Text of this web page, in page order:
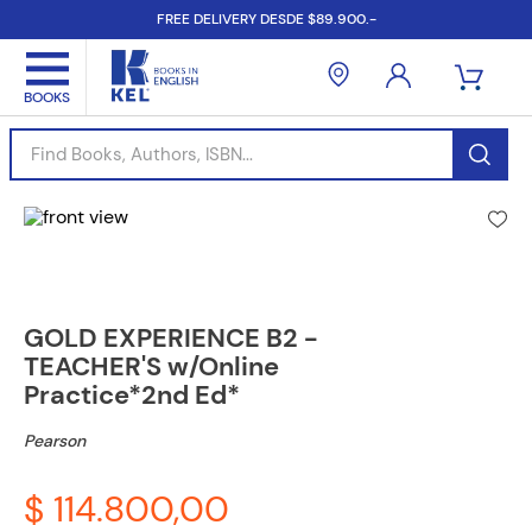
FREE DELIVERY DESDE $89.900.-
Find Books, Authors, ISBN...
GOLD EXPERIENCE B2 -
TEACHER'S w/Online
Practice*2nd Ed*
Pearson
$ 114.800,00